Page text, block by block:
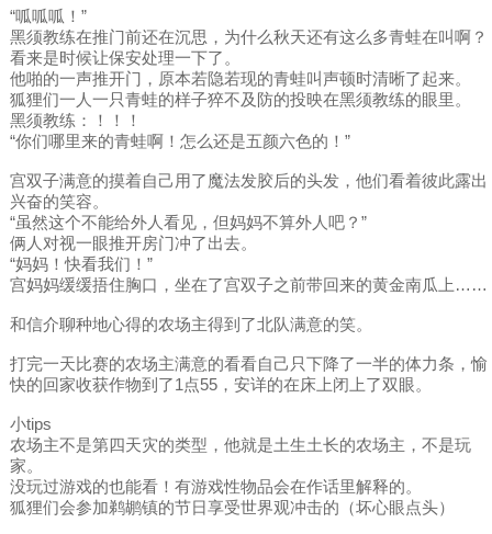
“呱呱呱！”
黑须教练在推门前还在沉思，为什么秋天还有这么多青蛙在叫啊？
看来是时候让保安处理一下了。
他啪的一声推开门，原本若隐若现的青蛙叫声顿时清晰了起来。
狐狸们一人一只青蛙的样子猝不及防的投映在黑须教练的眼里。
黑须教练：！！！
“你们哪里来的青蛙啊！怎么还是五颜六色的！”
宫双子满意的摸着自己用了魔法发胶后的头发，他们看着彼此露出
兴奋的笑容。
“虽然这个不能给外人看见，但妈妈不算外人吧？”
俩人对视一眼推开房门冲了出去。
“妈妈！快看我们！”
宫妈妈缓缓捂住胸口，坐在了宫双子之前带回来的黄金南瓜上……
和信介聊种地心得的农场主得到了北队满意的笑。
打完一天比赛的农场主满意的看看自己只下降了一半的体力条，愉
快的回家收获作物到了1点55，安详的在床上闭上了双眼。
小tips
农场主不是第四天灾的类型，他就是土生土长的农场主，不是玩
家。
没玩过游戏的也能看！有游戏性物品会在作话里解释的。
狐狸们会参加鹈鹕镇的节日享受世界观冲击的（坏心眼点头）